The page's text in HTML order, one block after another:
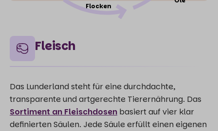
Flocken
Fleisch
Das Lunderland steht für eine durchdachte,
transparente und artgerechte Tierernährung. Das
Sortiment an Fleischdosen basiert auf vier klar
definierten Säulen. Jede Säule erfüllt einen eigenen